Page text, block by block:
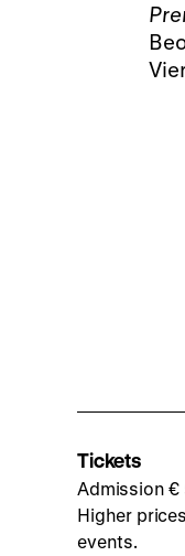
Tickets
Admission €
Higher
events.